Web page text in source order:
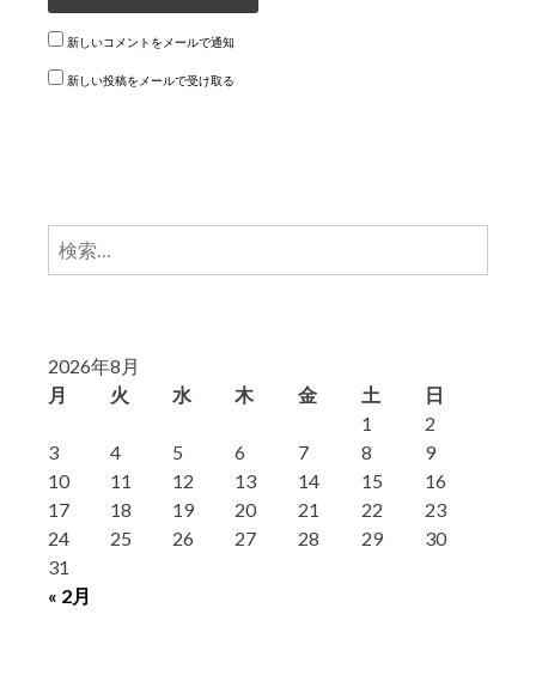
新しいコメントをメールで通知
新しい投稿をメールで受け取る
検
2026年8月
月
火 水 木 金 土 日
« 2月
1
2
3
4 5 6 7 8
9
10
11 12 13 14 15
16
17
18 19 20 21 22
23
24
25 26 27 28 29
30
31